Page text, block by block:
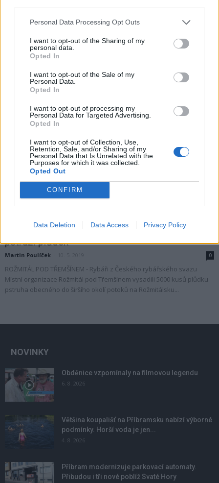
Personal Data Processing Opt Outs
I want to opt-out of the Sharing of my
personal data.
Opted In
I want to opt-out of the Sale of my
Personal Data.
Opted In
I want to opt-out of processing my
Personal Data for Targeted Advertising.
Opted In
I want to opt-out of Collection, Use,
Retention, Sale, and/or Sharing of my
Personal Data that Is Unrelated with the
Purposes for which it was collected.
Opted Out
CONFIRM
Data Deletion Data Access Privacy Policy
Rožmitálští rybáři nasadili gigantické kapry
Martin Poulíček - 28. 10. 2019
ROŽMITÁL POD TŘEMŠÍNEM - Rožmitálští rybáři začali s podzimním
nasazováním ryb. V těchto dnech zarybňují pstruhem rožmitálský
rybářský sportovní revír. Pstruhy si rybáři dováží sami...
FOTOGALERIE: Rožmitálští rybáři vysadili
pstruží plůdek
Martin Poulíček 0
ROŽMITÁL POD TŘEMŠÍNEM - Rybáři z Českého rybářského svazu
Místní organizace Rožmitál pod Třemšínem vysadili 5000 kusů plůdku
pstruha obecného do širšího okolí potoků na Rožmitálsku...
NOVINKY
Obděnice vzpomínaly na filmovou legendu
6. 8. 2026
Většina koupališť na Příbramsku nabízí výborné
podmínky. Horší voda je jen...
4. 8. 2026
Příbram modernizuje parkovací automaty.
Přibudou i tři nové poblíž Svaté Hory